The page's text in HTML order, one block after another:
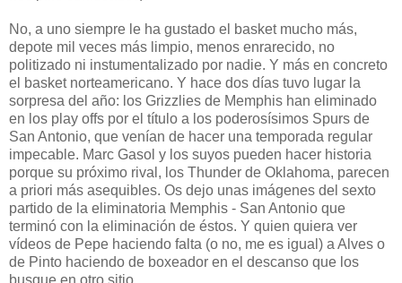
No, a uno siempre le ha gustado el basket mucho más,
depote mil veces más limpio, menos enrarecido, no
politizado ni instumentalizado por nadie. Y más en concreto
el basket norteamericano. Y hace dos días tuvo lugar la
sorpresa del año: los Grizzlies de Memphis han eliminado
en los play offs por el título a los poderosísimos Spurs de
San Antonio, que venían de hacer una temporada regular
impecable. Marc Gasol y los suyos pueden hacer historia
porque su próximo rival, los Thunder de Oklahoma, parecen
a priori más asequibles. Os dejo unas imágenes del sexto
partido de la eliminatoria Memphis - San Antonio que
terminó con la eliminación de éstos. Y quien quiera ver
vídeos de Pepe haciendo falta (o no, me es igual) a Alves o
de Pinto haciendo de boxeador en el descanso que los
busque en otro sitio.